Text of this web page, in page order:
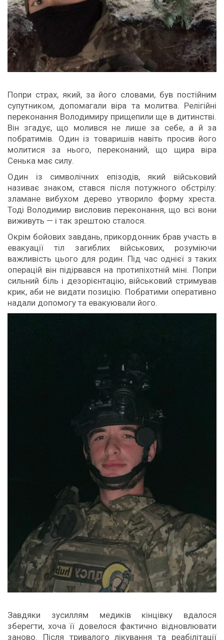
Попри страх, який, за його словами, був постійним
супутником, допомагали віра та молитва. Релігійні
переконання Володимиру прищепили ще в дитинстві.
Він згадує, що молився не лише за себе, а й за
побратимів. Один із товаришів навіть просив його
молитися за нього, переконаний, що щира віра
Сенька має силу.
Один із символічних епізодів, який військовий
називає знаком, стався після потужного обстрілу:
зламане вибухом дерево утворило форму хреста.
Тоді Володимир висловив переконання, що всі вони
виживуть — і так зрештою сталося.
Окрім бойових завдань, прикордонник брав участь в
евакуації тіл загиблих військових, розуміючи
важливість цього для родин. Під час однієї з таких
операцій він підірвався на протипіхотній міні. Попри
сильний біль і дезорієнтацію, військовий стримував
крик, аби не видати позицію. Побратими оперативно
надали допомогу та евакуювали його.
Завдяки зусиллям медиків кінцівку вдалося
зберегти, хоча її довелося фактично відновлювати
заново. Після тривалого лікування та реабілітації